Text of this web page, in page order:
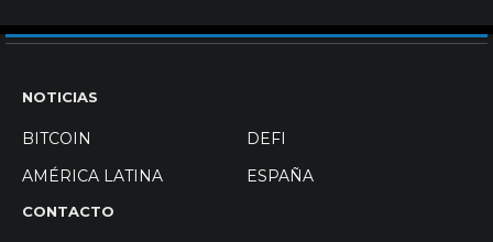
NOTICIAS
BITCOIN
DEFI
AMÉRICA LATINA
ESPAÑA
CONTACTO